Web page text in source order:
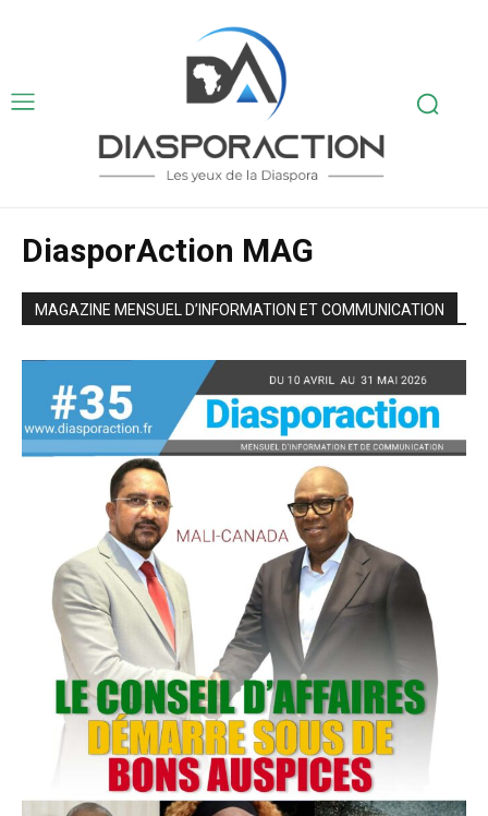
DiasporAction MAG
MAGAZINE MENSUEL D’INFORMATION ET COMMUNICATION